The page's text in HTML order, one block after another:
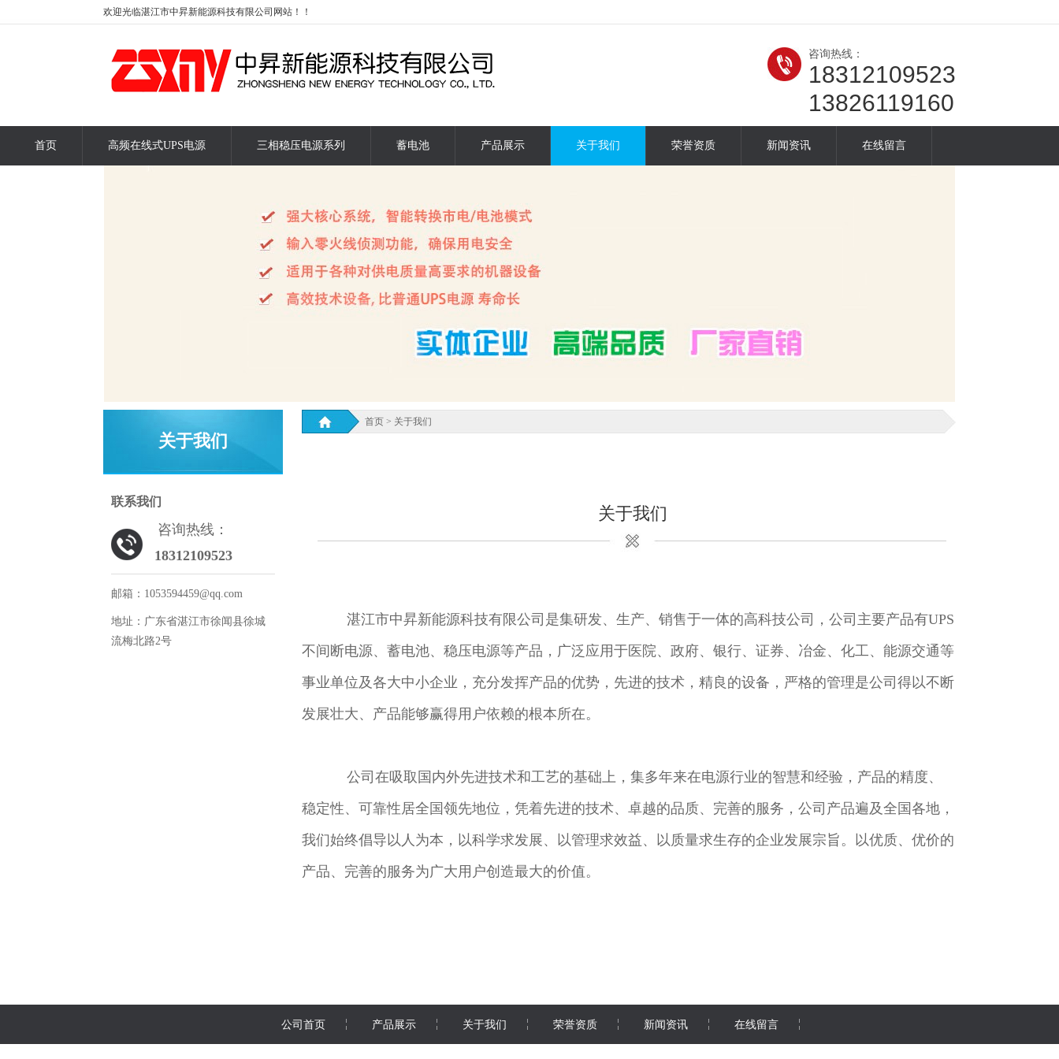
欢迎光临湛江市中昇新能源科技有限公司网站！！
咨询热线：
18312109523
13826119160
首页 高频在线式UPS电源 三相稳压电源系列 蓄电池 产品展示 关于我们 荣誉资质 新闻资讯 在线留言
关于我们
联系我们
咨询热线：
18312109523
邮箱：1053594459@qq.com
地址：广东省湛江市徐闻县徐城
流梅北路2号
首页 > 关于我们
关于我们
湛江市中昇新能源科技有限公司是集研发、生产、销售于一体的高科技公司，公司主要产品有UPS
不间断电源、蓄电池、稳压电源等产品，广泛应用于医院、政府、银行、证券、冶金、化工、能源交通等
事业单位及各大中小企业，充分发挥产品的优势，先进的技术，精良的设备，严格的管理是公司得以不断
发展壮大、产品能够赢得用户依赖的根本所在。
公司在吸取国内外先进技术和工艺的基础上，集多年来在电源行业的智慧和经验，产品的精度、
稳定性、可靠性居全国领先地位，凭着先进的技术、卓越的品质、完善的服务，公司产品遍及全国各地，
我们始终倡导以人为本，以科学求发展、以管理求效益、以质量求生存的企业发展宗旨。以优质、优价的
产品、完善的服务为广大用户创造最大的价值。
公司首页 产品展示 关于我们 荣誉资质 新闻资讯 在线留言